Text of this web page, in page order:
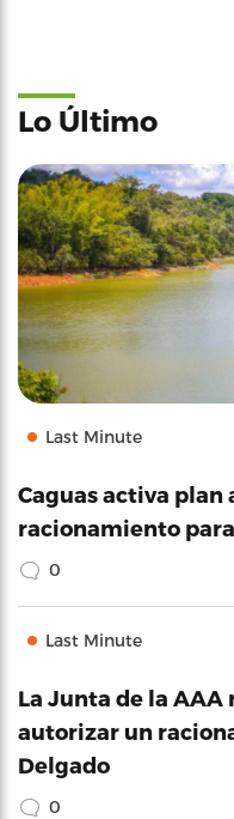
Lo Último
Last Minute
Caguas activa plan
racionamiento
0
Last Minute
La Junta de la
autorizar un
Delgado
0